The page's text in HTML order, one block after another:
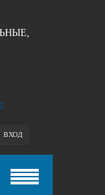
ВХОД